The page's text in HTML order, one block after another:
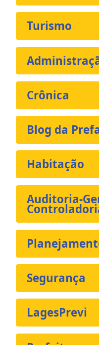
Turismo
Crônica
Blog da
Habitação
Auditoria-
Segurança
LagesPrevi